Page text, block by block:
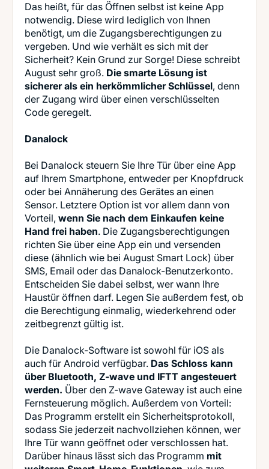
Das heißt, für das Öffnen selbst ist keine App
notwendig. Diese wird lediglich von Ihnen
benötigt, um die Zugangsberechtigungen zu
vergeben. Und wie verhält es sich mit der
Sicherheit? Kein Grund zur Sorge! Diese schreibt
August sehr groß. Die smarte Lösung ist
sicherer als ein herkömmlicher Schlüssel, denn
der Zugang wird über einen verschlüsselten
Code geregelt.
Danalock
Bei Danalock steuern Sie Ihre Tür über eine App
auf Ihrem Smartphone, entweder per Knopfdruck
oder bei Annäherung des Gerätes an einen
Sensor. Letztere Option ist vor allem dann von
Vorteil, wenn Sie nach dem Einkaufen keine
Hand frei haben. Die Zugangsberechtigungen
richten Sie über eine App ein und versenden
diese (ähnlich wie bei August Smart Lock) über
SMS, Email oder das Danalock-Benutzerkonto.
Entscheiden Sie dabei selbst, wer wann Ihre
Haustür öffnen darf. Legen Sie außerdem fest, ob
die Berechtigung einmalig, wiederkehrend oder
zeitbegrenzt gültig ist.
Die Danalock-Software ist sowohl für iOS als
auch für Android verfügbar. Das Schloss kann
über Bluetooth, Z-wave und IFTT angesteuert
werden. Über den Z-wave Gateway ist auch eine
Fernsteuerung möglich. Außerdem von Vorteil:
Das Programm erstellt ein Sicherheitsprotokoll,
sodass Sie jederzeit nachvollziehen können, wer
Ihre Tür wann geöffnet oder verschlossen hat.
Darüber hinaus lässt sich das Programm mit